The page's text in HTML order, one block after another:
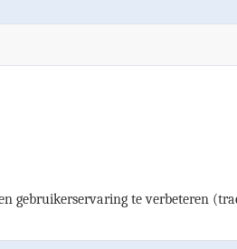
gebruikerservaring te verbeteren